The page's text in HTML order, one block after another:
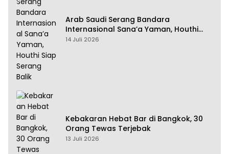
Arab Saudi Serang Bandara
Internasional Sana’a Yaman, Houthi
Siap Serang Balik
14 Juli 2026
Kebakaran Hebat Bar di Bangkok, 30
Orang Tewas Terjebak
13 Juli 2026